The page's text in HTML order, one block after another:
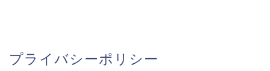
プライバシーポリシー